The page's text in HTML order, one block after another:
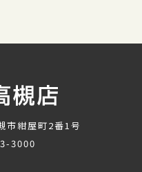
市紺屋町2番1号
3000